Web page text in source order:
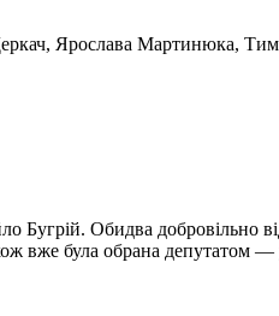
Ярослава Мартинюка,
Обидва добровільно
вже була обрана